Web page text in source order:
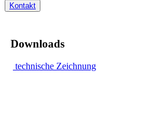
Kontakt
Downloads
technische Zeichnung